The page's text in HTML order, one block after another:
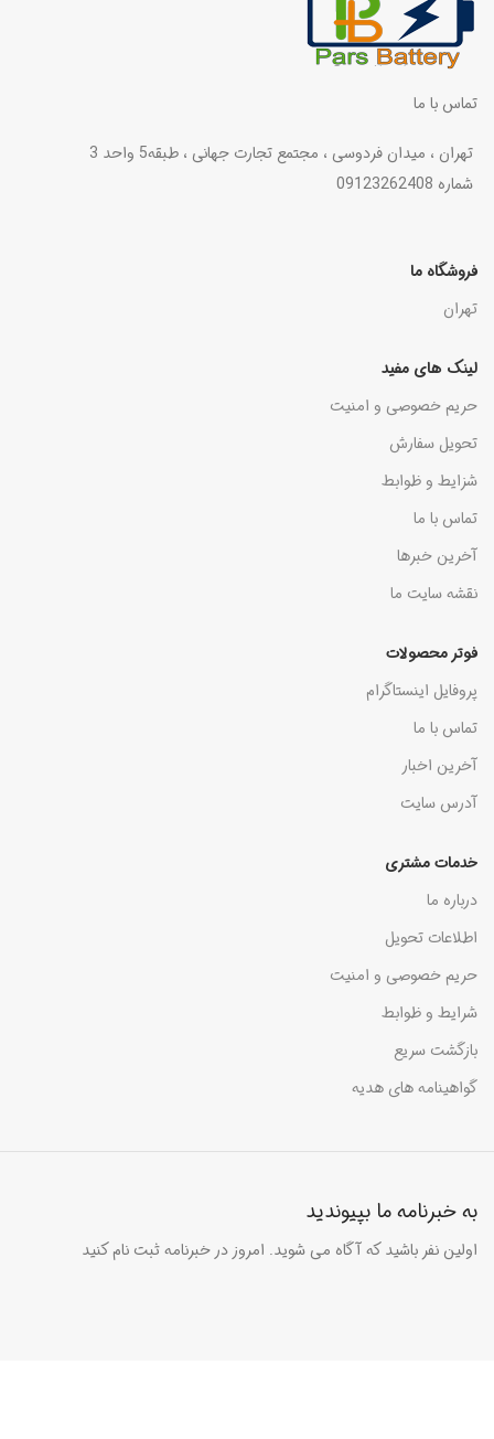
تماس با ما
تهران ، میدان فردوسی ، مجتمع تجارت جهانی ، طبقه5 واحد 3
شماره 09123262408
فروشگاه ما
تهران
لینک های مفید
حریم خصوصی و امنیت
تحویل سفارش
شزایط و ظوابط
تماس با ما
آخرین خبرها
نقشه سایت ما
فوتر محصولات
پروفایل اینستاگرام
تماس با ما
آخرین اخبار
آدرس سایت
خدمات مشتری
درباره ما
اطلاعات تحویل
حریم خصوصی و امنیت
شرایط و ظوابط
بازگشت سریع
گواهینامه های هدیه
به خبرنامه ما بپیوندید
اولین نفر باشید که آگاه می شوید. امروز در خبرنامه ثبت نام کنید